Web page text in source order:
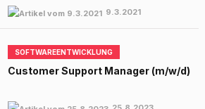
9.3.2021
SOFTWAREENTWICKLUNG
Customer Support Manager (m/w/d)